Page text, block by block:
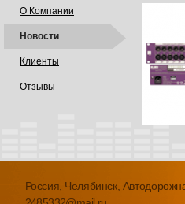
О Компании
Новости
Клиенты
Отзывы
Россия, Челябинск,